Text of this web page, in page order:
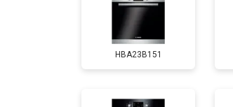
HBA23B151